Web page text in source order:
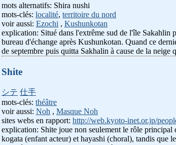
mots alternatifs: Shira nushi
mots-clés: localité, territoire du nord
voir aussi: Ezochi , Kushunkotan
explication: Situé dans l'extrême sud de l'île Sakahlin
bureau d'échange après Kushunkotan. Quand ce
de septembre puis quitta Sakhalin à cause de la
Shite
シテ 仕手
mots-clés: théâtre
voir aussi: Noh , Masque Noh
sites webs en rapport: http://web.kyoto-inet.or.jp/
explication: Shite joue non seulement le rôle principal
kogata (enfant acteur) et hayashi (choral), tandis que